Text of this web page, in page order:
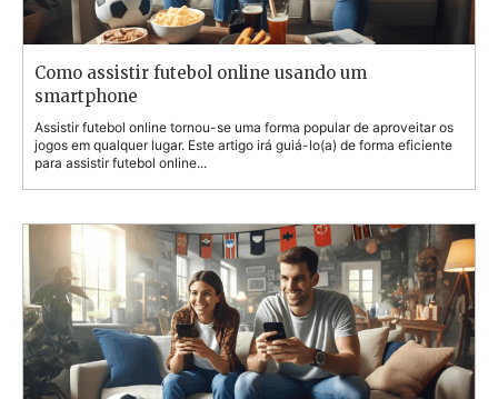
Como assistir futebol online usando um
smartphone
Assistir futebol online tornou-se uma forma popular de aproveitar os
jogos em qualquer lugar. Este artigo irá guiá-lo(a) de forma eficiente
para assistir futebol online...